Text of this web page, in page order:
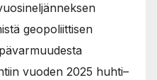
geopoliittisen
vuoden 2025 huhti–